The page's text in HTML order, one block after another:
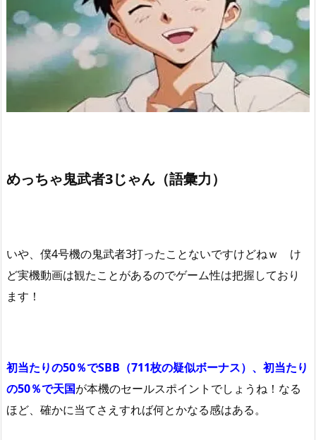
めっちゃ鬼武者3じゃん（語彙力）
いや、僕4号機の鬼武者3打ったことないですけどねｗ け
ど実機動画は観たことがあるのでゲーム性は把握しており
ます！
初当たりの50％でSBB（711枚の疑似ボーナス）、初当たり
の50％で天国が本機のセールスポイントでしょうね！なる
ほど、確かに当てさえすれば何とかなる感はある。